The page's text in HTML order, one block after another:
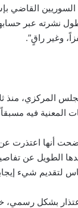
السوريين القاضي
نشرته عبر
وغير راقٍ”.
المركزي، منذ
المعنية فيه
أنها اعتذرت
الطويل عن
لتقديم شيء
بشكل